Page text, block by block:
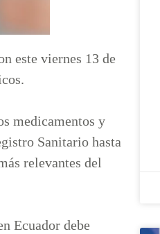
este viernes 13 de
medicamentos y
Sanitario hasta
relevantes del
Ecuador debe